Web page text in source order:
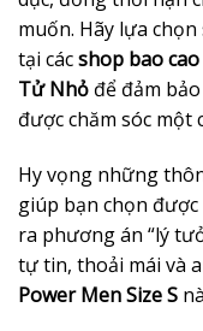
muốn. Hãy lựa
tại cácshop bao
Tử Nhỏ để đảm
được chăm sóc một
Hy vọng những
giúp bạn chọn được
ra phương án “lý
tự tin, thoải mái và
Power Men Size S